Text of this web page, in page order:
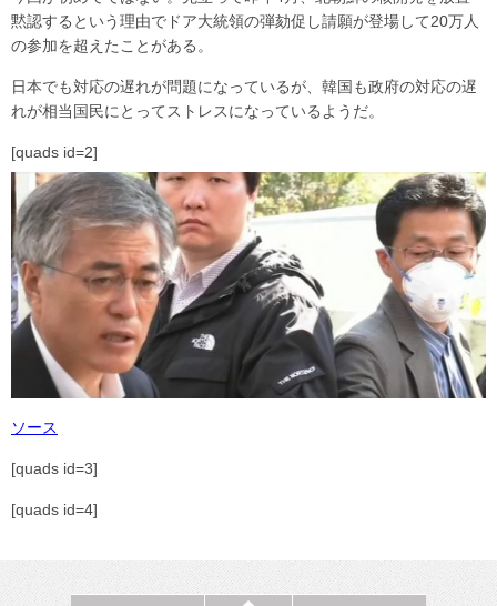
黙認するという理由でドア大統領の弾劾促し請願が登場して20万人
の参加を超えたことがある。
日本でも対応の遅れが問題になっているが、韓国も政府の対応の遅
れが相当国民にとってストレスになっているようだ。
[quads id=2]
ソース
[quads id=3]
[quads id=4]